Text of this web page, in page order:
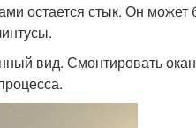
остается стык. Он может
вид. Смонтировать